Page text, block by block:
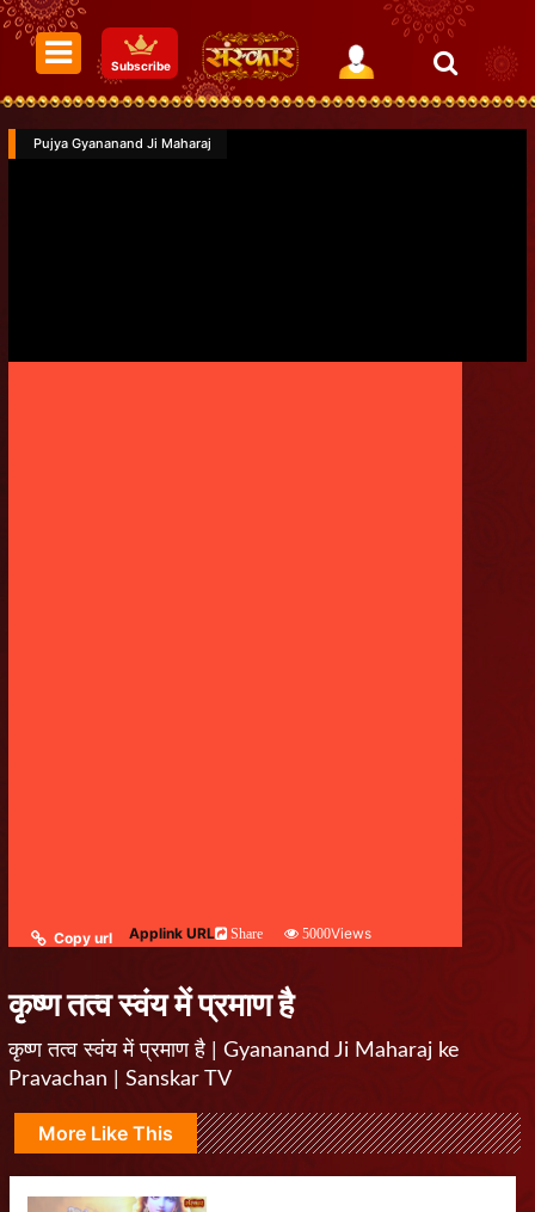
Subscribe
Pujya Gyananand Ji Maharaj
Copy url Applink URL Share 5000Views
कृष्ण तत्व स्वंय में प्रमाण है
कृष्ण तत्व स्वंय में प्रमाण है | Gyananand Ji Maharaj ke
Pravachan | Sanskar TV
More Like This